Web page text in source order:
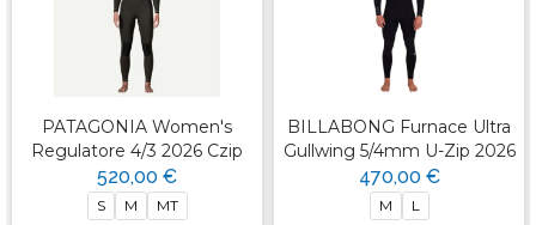
PATAGONIA Women's
Regulatore 4/3 2026 Czip
520,00 €
S M MT
BILLABONG Furnace Ultra
Gullwing 5/4mm U-Zip 2026
470,00 €
M L